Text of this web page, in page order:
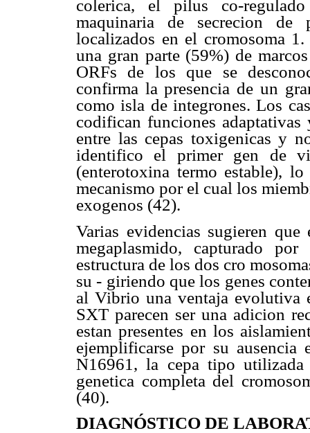
colerica, el pilus co-
maquinaria de secrecion de
localizados en el cromosoma
una gran parte (59%) de
ORFs de los que se
confirma la presencia de un
como isla de integrones. Los
codifican funciones
entre las cepas toxigenicas y
identifico el primer gen de
(enterotoxina termo estable),
mecanismo por el cual los
exogenos (42).
Varias evidencias sugieren
megaplasmido, capturado
estructura de los dos cro
su - giriendo que los genes
al Vibrio una ventaja evolutiva
SXT parecen ser una adicion
estan presentes en los
ejemplificarse por su
N16961, la cepa tipo
genetica completa del
(40).
DIAGNÓSTICO DE